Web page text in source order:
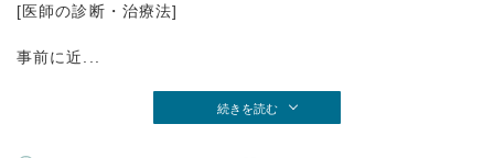
[医師の診断・治療法]
事前に近...
続きを読む